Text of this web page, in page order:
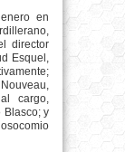
en
director
Esquel,
cargo,
Blasco; y